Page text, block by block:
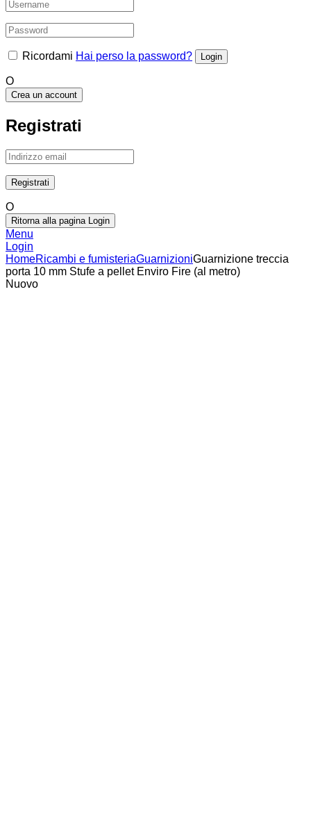
Ricordami Hai perso la password?
O
Crea un account
Registrati
O
Ritorna alla pagina Login
Menu
Login
HomeRicambi e fumisteriaGuarnizioniGuarnizione treccia
porta 10 mm Stufe a pellet Enviro Fire (al metro)
Nuovo